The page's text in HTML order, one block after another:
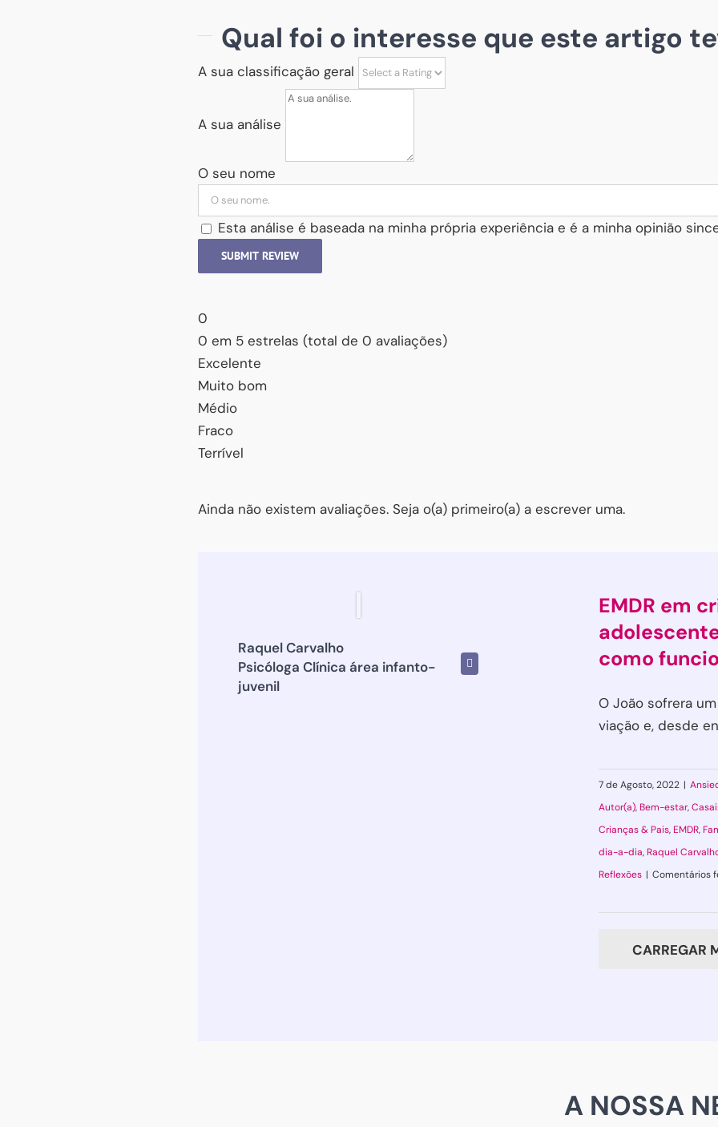
Qual foi o interesse que este artigo
A sua classificação geral
A sua análise
O seu nome
Esta análise é baseada na minha própria experiência e é a minha opinião
SUBMIT REVIEW
0
0 em 5 estrelas (total de 0 avaliações)
Excelente
Muito bom
Médio
Fraco
Terrível
Ainda não existem avaliações. Seja o(a) primeiro(a) a escrever uma.
Raquel Carvalho
Psicóloga Clínica área infanto-
juvenil
EMDR em
como
O João sofrera
viação e, desde
7 de Agosto, 2022 |
Autor(a), Bem-estar,
Crianças & Pais, EMDR,
dia-a-dia, Raquel
Reflexões | Comentários
CARREGAR
A NOSSA